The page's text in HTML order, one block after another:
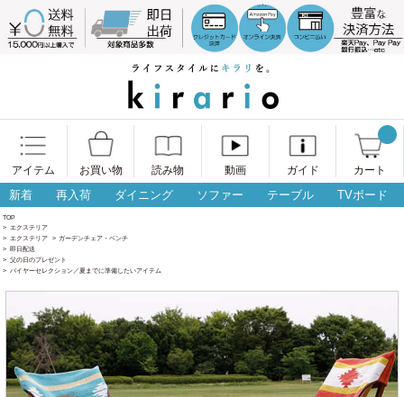
アイテム お買い物 読み物 動画 ガイド カート
新着 再入荷 ダイニング ソファー テーブル TVボード
TOP
> エクステリア
> エクステリア > ガーデンチェア・ベンチ
> 即日配送
> 父の日のプレゼント
> バイヤーセレクション／夏までに準備したいアイテム